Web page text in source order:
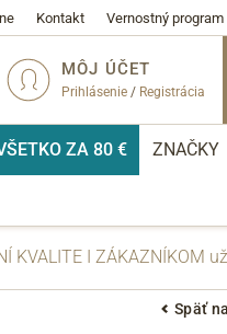
Kontakt Vernostný program
MÔJ ÚČET
Prihlásenie / Registrácia
ZA 80 € ZNAČKY
KVALITE I ZÁKAZNÍKOM
Späť